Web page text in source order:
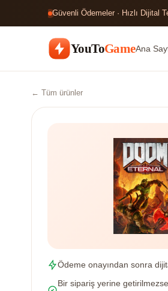
Güvenli Ödemeler · Hızlı Dijital
YouToGameAna
← Tüm ürünler
Ödeme onayından sonra
Bir sipariş yerine